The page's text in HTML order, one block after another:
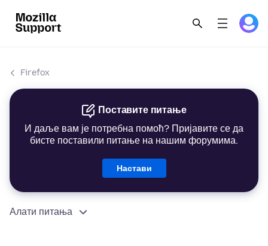
Firefox
Поставите питање
И даље вам је потребна помоћ? Пријавите се да
бисте поставили питање на нашим форумима.
Настави
Алати питања